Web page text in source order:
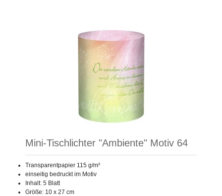
Mini-Tischlichter "Ambiente" Motiv 64
Transparentpapier 115 g/m²
einseitig bedruckt im Motiv
Inhalt: 5 Blatt
Größe: 10 x 27 cm